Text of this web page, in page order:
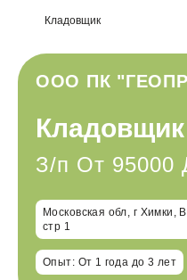
ООО ПК
Кладовщик
Кладовщик
З/п От 95000
Московская обл, г Химки,
стр 1
Опыт: От 1 года до 3 лет